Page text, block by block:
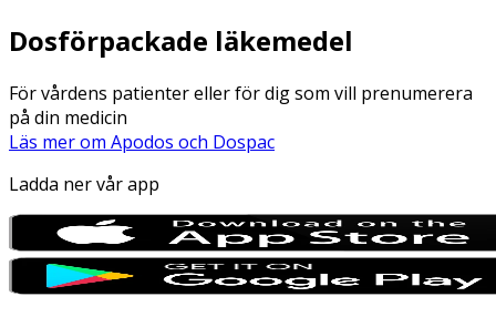
Dosförpackade läkemedel
För vårdens patienter eller för dig som vill prenumerera
på din medicin
Läs mer om Apodos och Dospac
Ladda ner vår app